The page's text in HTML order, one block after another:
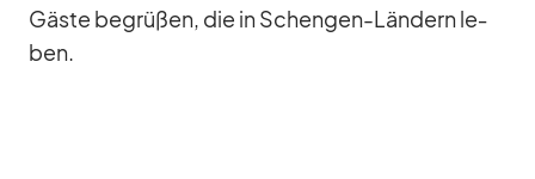
Gäste be­grü­ßen, die in Schen­gen-Län­dern le­
ben.